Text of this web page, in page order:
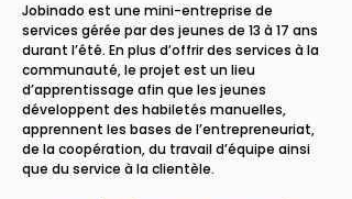
Jobinado est une mini-entreprise de
services gérée par des jeunes de 13 à 17 ans
durant l’été. En plus d’offrir des services à la
communauté, le projet est un lieu
d’apprentissage afin que les jeunes
développent des habiletés manuelles,
apprennent les bases de l’entrepreneuriat,
de la coopération, du travail d’équipe ainsi
que du service à la clientèle.